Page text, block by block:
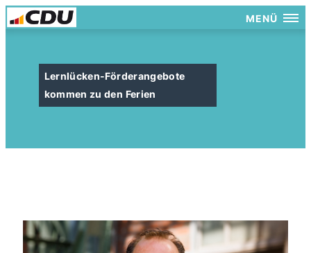
MENÜ
Lernlücken-Förderangebote
kommen zu den Ferien